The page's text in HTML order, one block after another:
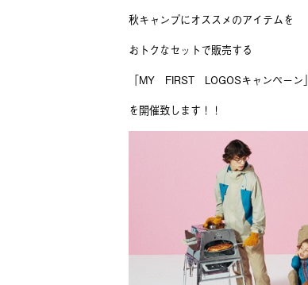
秋キャンプにオススメのアイテムを
おトクなセットで販売する
「MY FIRST LOGOSキャンペーン」
を開催致します！！